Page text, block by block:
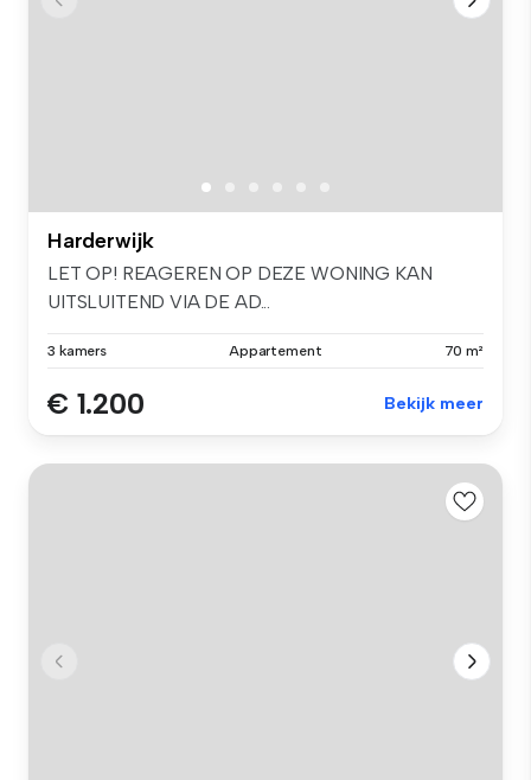
Harderwijk
LET OP! REAGEREN OP DEZE WONING KAN
UITSLUITEND VIA DE AD...
3 kamers Appartement 70 m²
€ 1.200 Bekijk meer